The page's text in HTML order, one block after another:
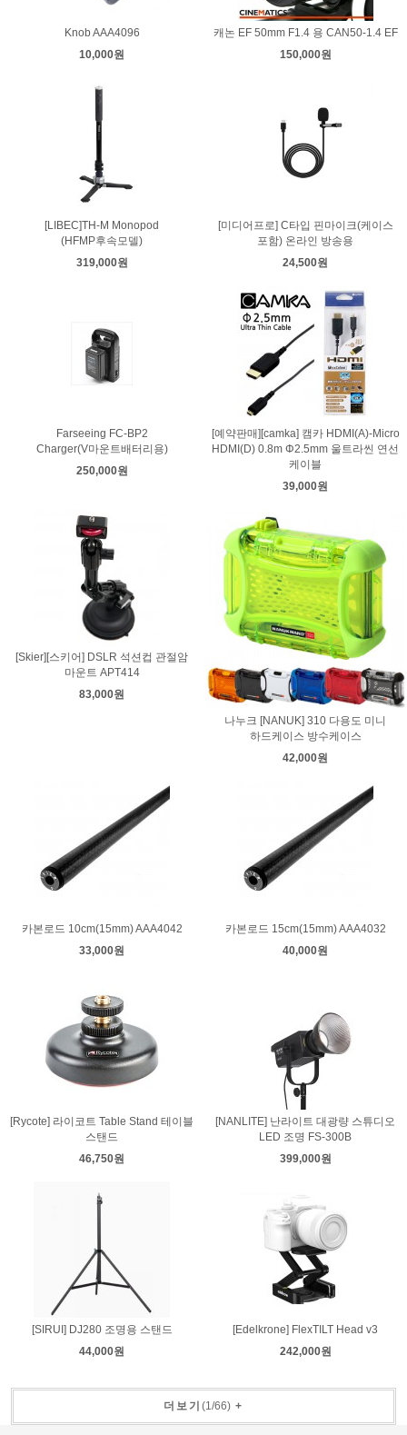
Knob AAA4096
10,000원
캐논 EF 50mm F1.4 용 CAN50-1.4 EF
150,000원
[LIBEC]TH-M Monopod
(HFMP후속모델)
319,000원
[미디어프로] C타입 핀마이크(케이스
포함) 온라인 방송용
24,500원
Farseeing FC-BP2
Charger(V마운트배터리용)
250,000원
[예약판매][camka] 캠카 HDMI(A)-Micro
HDMI(D) 0.8m Φ2.5mm 울트라씬 연선
케이블
39,000원
[Skier][스키어] DSLR 석션컵 관절암
마운트 APT414
83,000원
나누크 [NANUK] 310 다용도 미니
하드케이스 방수케이스
42,000원
카본로드 10cm(15mm) AAA4042
33,000원
카본로드 15cm(15mm) AAA4032
40,000원
[Rycote] 라이코트 Table Stand 테이블
스탠드
46,750원
[NANLITE] 난라이트 대광량 스튜디오
LED 조명 FS-300B
399,000원
[SIRUI] DJ280 조명용 스탠드
44,000원
[Edelkrone] FlexTILT Head v3
242,000원
더보기 (1/66) +